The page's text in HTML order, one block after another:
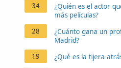
34
¿Quién es el actor
más películas?
28
¿Cuánto gana un
Madrid?
19
¿Qué es la tijera